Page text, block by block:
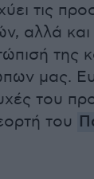
τις
αλλά
της
μας.
του
του